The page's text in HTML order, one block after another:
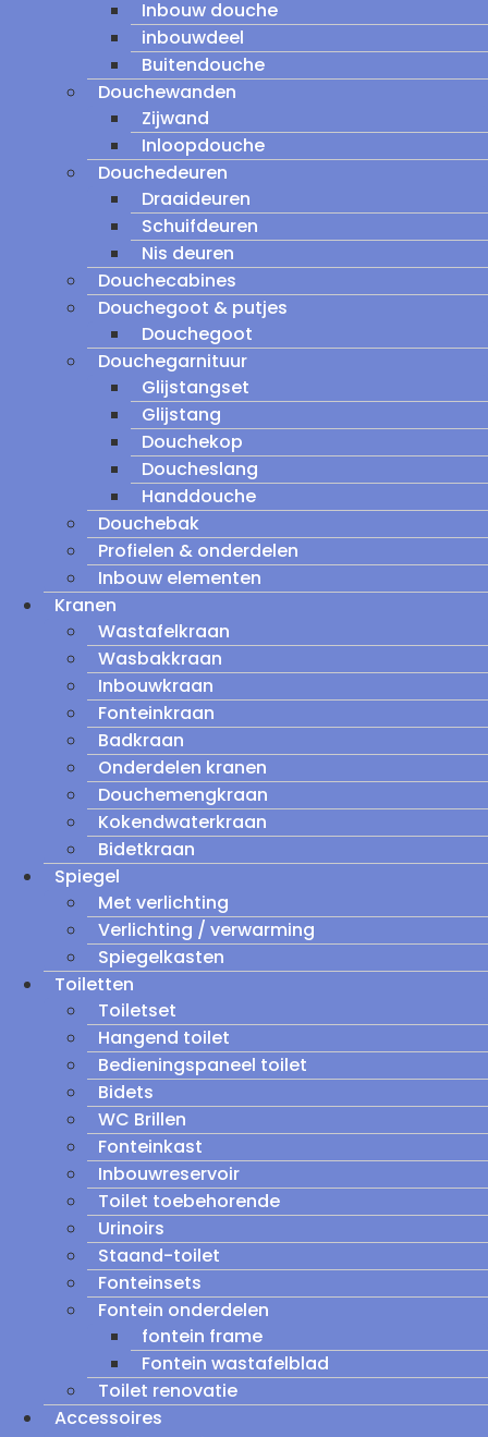
Inbouw douche
inbouwdeel
Buitendouche
Douchewanden
Zijwand
Inloopdouche
Douchedeuren
Draaideuren
Schuifdeuren
Nis deuren
Douchecabines
Douchegoot & putjes
Douchegoot
Douchegarnituur
Glijstangset
Glijstang
Douchekop
Doucheslang
Handdouche
Douchebak
Profielen & onderdelen
Inbouw elementen
Kranen
Wastafelkraan
Wasbakkraan
Inbouwkraan
Fonteinkraan
Badkraan
Onderdelen kranen
Douchemengkraan
Kokendwaterkraan
Bidetkraan
Spiegel
Met verlichting
Verlichting / verwarming
Spiegelkasten
Toiletten
Toiletset
Hangend toilet
Bedieningspaneel toilet
Bidets
WC Brillen
Fonteinkast
Inbouwreservoir
Toilet toebehorende
Urinoirs
Staand-toilet
Fonteinsets
Fontein onderdelen
fontein frame
Fontein wastafelblad
Toilet renovatie
Accessoires